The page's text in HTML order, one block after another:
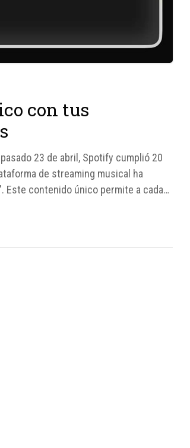
con tus
23 de abril, Spotify cumplió 20
de streaming musical ha
Este contenido único permite a cada